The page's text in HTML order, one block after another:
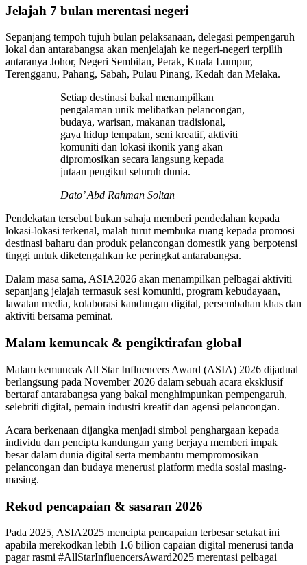
Jelajah 7 bulan merentasi negeri
Sepanjang tempoh tujuh bulan pelaksanaan, delegasi pempengaruh
lokal dan antarabangsa akan menjelajah ke negeri-negeri terpilih
antaranya Johor, Negeri Sembilan, Perak, Kuala Lumpur,
Terengganu, Pahang, Sabah, Pulau Pinang, Kedah dan Melaka.
Setiap destinasi bakal menampilkan
pengalaman unik melibatkan pelancongan,
budaya, warisan, makanan tradisional,
gaya hidup tempatan, seni kreatif, aktiviti
komuniti dan lokasi ikonik yang akan
dipromosikan secara langsung kepada
jutaan pengikut seluruh dunia.
Dato’ Abd Rahman Soltan
Pendekatan tersebut bukan sahaja memberi pendedahan kepada
lokasi-lokasi terkenal, malah turut membuka ruang kepada promosi
destinasi baharu dan produk pelancongan domestik yang berpotensi
tinggi untuk diketengahkan ke peringkat antarabangsa.
Dalam masa sama, ASIA2026 akan menampilkan pelbagai aktiviti
sepanjang jelajah termasuk sesi komuniti, program kebudayaan,
lawatan media, kolaborasi kandungan digital, persembahan khas dan
aktiviti bersama peminat.
Malam kemuncak & pengiktirafan global
Malam kemuncak All Star Influencers Award (ASIA) 2026 dijadual
berlangsung pada November 2026 dalam sebuah acara eksklusif
bertaraf antarabangsa yang bakal menghimpunkan pempengaruh,
selebriti digital, pemain industri kreatif dan agensi pelancongan.
Acara berkenaan dijangka menjadi simbol penghargaan kepada
individu dan pencipta kandungan yang berjaya memberi impak
besar dalam dunia digital serta membantu mempromosikan
pelancongan dan budaya menerusi platform media sosial masing-
masing.
Rekod pencapaian & sasaran 2026
Pada 2025, ASIA2025 mencipta pencapaian terbesar setakat ini
apabila merekodkan lebih 1.6 bilion capaian digital menerusi tanda
pagar rasmi #AllStarInfluencersAward2025 merentasi pelbagai